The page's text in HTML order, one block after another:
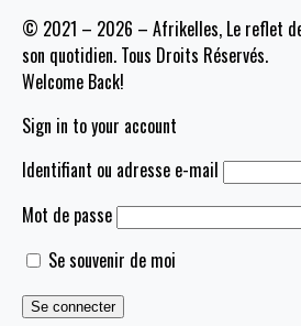
© 2021 – 2026 – Afrikelles, Le reflet
son quotidien. Tous Droits Réservés.
Welcome Back!
Sign in to your account
Identifiant ou adresse e-mail
Mot de passe
Se souvenir de moi